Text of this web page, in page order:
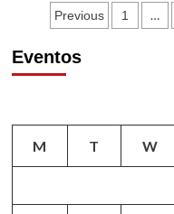
nacimiento
histórico
NY
Posts
pagination
Previous 1 …
Eventos
M T W